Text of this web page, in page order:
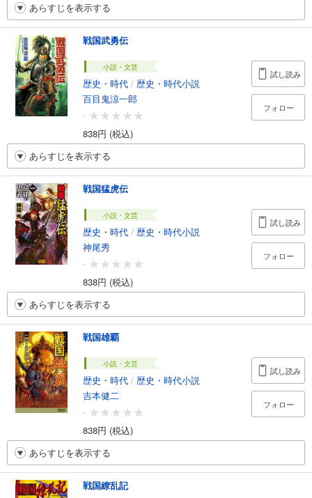
あらすじを表示する
戦国武勇伝
小説・文芸
歴史・時代 / 歴史・時代小説
百目鬼涼一郎
-
838円 (税込)
試し読み
フォロー
あらすじを表示する
戦国猛虎伝
小説・文芸
歴史・時代 / 歴史・時代小説
神尾秀
-
838円 (税込)
試し読み
フォロー
あらすじを表示する
戦国雄覇
小説・文芸
歴史・時代 / 歴史・時代小説
吉本健二
-
838円 (税込)
試し読み
フォロー
あらすじを表示する
戦国繚乱記